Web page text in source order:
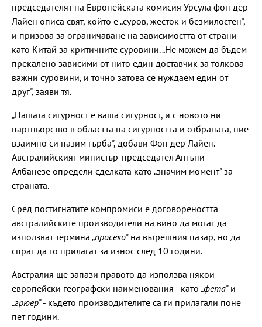
председателят на Европейската комисия Урсула фон дер
Лайен описа свят, който е „суров, жесток и безмилостен",
и призова за ограничаване на зависимостта от страни
като Китай за критичните суровини. „Не можем да бъдем
прекалено зависими от нито един доставчик за толкова
важни суровини, и точно затова се нуждаем един от
друг", заяви тя.
„Нашата сигурност е ваша сигурност, и с новото ни
партньорство в областта на сигурността и отбраната, ние
взаимно си пазим гърба", добави Фон дер Лайен.
Австралийският министър-председател Антъни
Албанезе определи сделката като „значим момент" за
страната.
Сред постигнатите компромиси е договореността
австралийските производители на вино да могат да
използват термина „просеко" на вътрешния пазар, но да
спрат да го прилагат за износ след 10 години.
Австралия ще запази правото да използва някои
европейски географски наименования - като „фета" и
„грюер" - където производителите са ги прилагали поне
пет години.